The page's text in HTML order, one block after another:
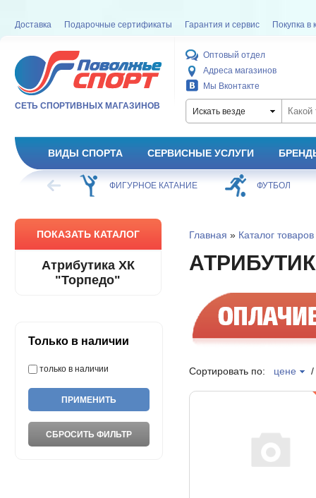
Доставка Подарочные сертификаты Гарантия и сервис Покупка в
СЕТЬ СПОРТИВНЫХ МАГАЗИНОВ
Оптовый отдел
Адреса магазинов
Мы Вконтакте
Искать везде
ВИДЫ СПОРТА СЕРВИСНЫЕ УСЛУГИ
ХОККЕЙ ФИГУРНОЕ КАТАНИЕ ФУТБОЛ
ПОКАЗАТЬ КАТАЛОГ
Атрибутика ХК
"Торпедо"
Только в наличии
только в наличии
Главная » Каталог товаров
Сортировать по: цене